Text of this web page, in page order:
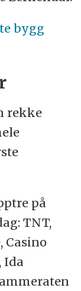
bygg
rekke
på
TNT,
Casino
Ida